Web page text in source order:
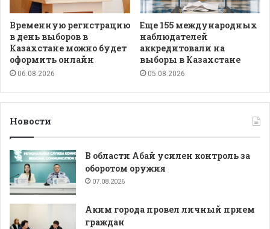
Временную регистрацию
в день выборов в
Казахстане можно будет
оформить онлайн
06.08.2026
Еще 155 международных
наблюдателей
аккредитовали на
выборы в Казахстане
05.08.2026
Новости
В области Абай усилен контроль за
оборотом оружия
07.08.2026
Аким города провел личный прием
граждан